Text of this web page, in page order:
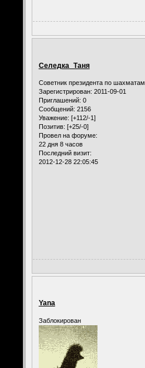
Селедка_Таня
Советник президента по шахматам
Зарегистрирован: 2011-09-01
Приглашений: 0
Сообщений: 2156
Уважение: [+112/-1]
Позитив: [+25/-0]
Провел на форуме:
22 дня 8 часов
Последний визит:
2012-12-28 22:05:45
Yana
Заблокирован